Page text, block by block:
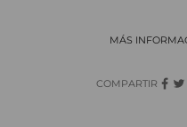
MÁS
COMPARTIR